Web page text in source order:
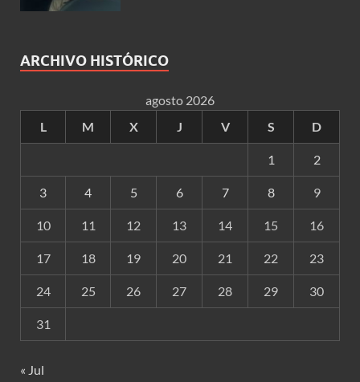
ARCHIVO HISTÓRICO
agosto 2026
L
M X J V S D
1 2
3 4 5 6 7 8 9
10 11 12 13 14 15 16
17 18 19 20 21 22 23
24 25 26 27 28 29 30
31
« Jul